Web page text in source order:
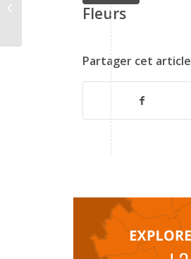
Fleurs
Partager cet article
Cuisine restauration